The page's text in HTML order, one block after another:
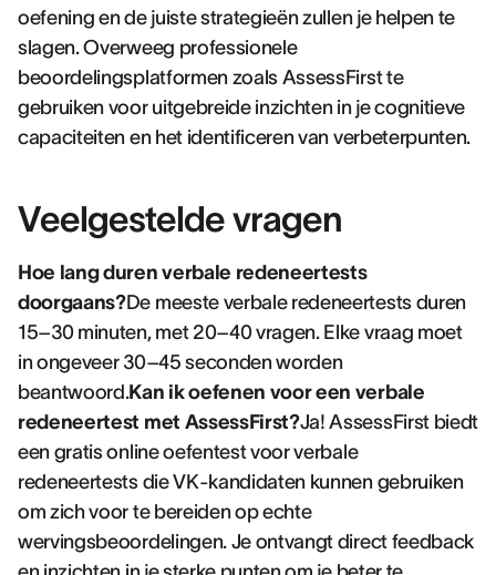
oefening en de juiste strategieën zullen je helpen te
slagen. Overweeg professionele
beoordelingsplatformen zoals AssessFirst te
gebruiken voor uitgebreide inzichten in je cognitieve
capaciteiten en het identificeren van verbeterpunten.
Veelgestelde vragen
Hoe lang duren verbale redeneertests
doorgaans?De meeste verbale redeneertests duren
15–30 minuten, met 20–40 vragen. Elke vraag moet
in ongeveer 30–45 seconden worden
beantwoord.Kan ik oefenen voor een verbale
redeneertest met AssessFirst?Ja! AssessFirst biedt
een gratis online oefentest voor verbale
redeneertests die VK-kandidaten kunnen gebruiken
om zich voor te bereiden op echte
wervingsbeoordelingen. Je ontvangt direct feedback